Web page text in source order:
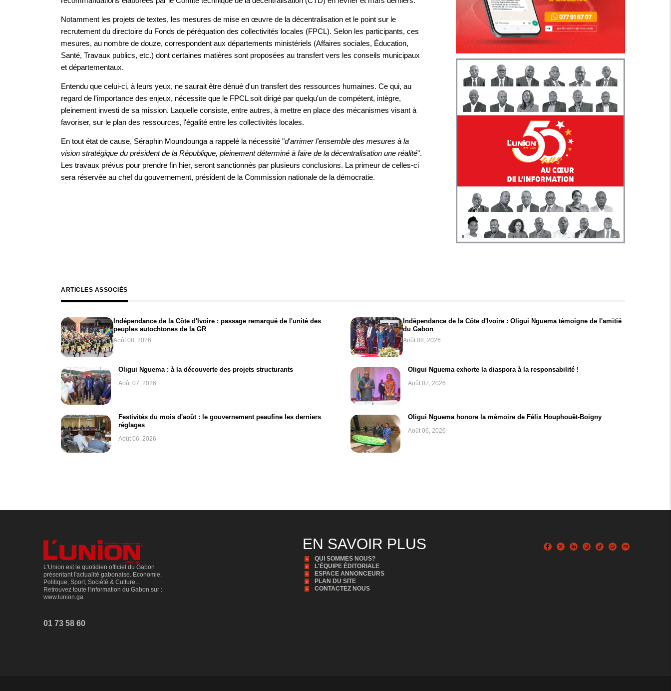
Notamment les projets de textes, les mesures de mise en œuvre de la décentralisation et le point sur le
recrutement du directoire du Fonds de péréquation des collectivités locales (FPCL). Selon les participants, ces
mesures, au nombre de douze, correspondent aux départements ministériels (Affaires sociales, Éducation,
Santé, Travaux publics, etc.) dont certaines matières sont proposées au transfert vers les conseils municipaux
et départementaux.
Entendu que celui-ci, à leurs yeux, ne saurait être dénué d'un transfert des ressources humaines. Ce qui, au
regard de l'importance des enjeux, nécessite que le FPCL soit dirigé par quelqu'un de compétent, intègre,
pleinement investi de sa mission. Laquelle consiste, entre autres, à mettre en place des mécanismes visant à
favoriser, sur le plan des ressources, l'égalité entre les collectivités locales.
En tout état de cause, Séraphin Moundounga a rappelé la nécessité "d'arrimer l'ensemble des mesures à la
vision stratégique du président de la République, pleinement déterminé à faire de la décentralisation une réalité".
Les travaux prévus pour prendre fin hier, seront sanctionnés par plusieurs conclusions. La primeur de celles-ci
sera réservée au chef du gouvernement, président de la Commission nationale de la démocratie.
ARTICLES ASSOCIÉS
Indépendance de la Côte d'Ivoire : passage remarqué de l'unité des
peuples autochtones de la GR
Août 08, 2026
Indépendance de la Côte d'Ivoire : Oligui Nguema témoigne de l'amitié
du Gabon
Août 08, 2026
Oligui Nguema : à la découverte des projets structurants
Août 07, 2026
Oligui Nguema exhorte la diaspora à la responsabilité !
Août 07, 2026
Festivités du mois d'août : le gouvernement peaufine les derniers
réglages
Août 06, 2026
Oligui Nguema honore la mémoire de Félix Houphouët-Boigny
Août 06, 2026
L'Union est le quotidien officiel du Gabon
présentant l'actualité gabonaise. Economie,
Politique, Sport, Société & Culture...
Retrouvez toute l'information du Gabon sur :
www.lunion.ga
01 73 58 60
EN SAVOIR PLUS
QUI SOMMES NOUS?
L'ÉQUIPE ÉDITORIALE
ESPACE ANNONCEURS
PLAN DU SITE
CONTACTEZ NOUS